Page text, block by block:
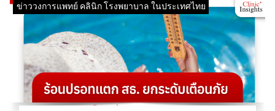
ข่าววงการแพทย์ คลินิก โรงพยาบาล ในประเทศไทย